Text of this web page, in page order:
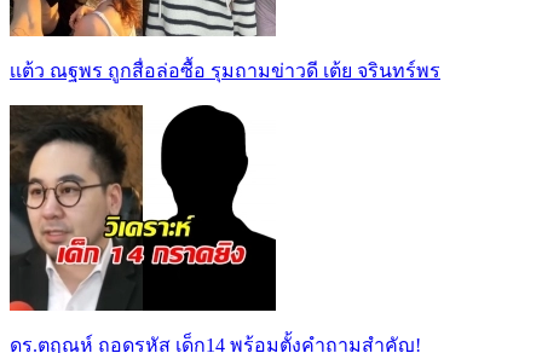
เเต้ว ณฐพร ถูกสื่อล่อซื้อ รุมถามข่าวดี เต้ย จรินทร์พร
ดร.ตฤณห์ ถอดรหัส เด็ก14 พร้อมตั้งคำถามสำคัญ!